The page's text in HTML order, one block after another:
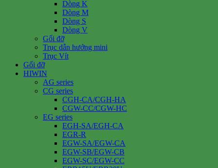
Dòng K
Dòng M
Dòng S
Dòng V
Gối đỡ
Trục dẫn hướng mini
Trục Vít
Gối đỡ
HIWIN
AG series
CG series
CGH-CA/CGH-HA
CGW-CC/CGW-HC
EG series
EGH-SA/EGH-CA
EGR-R
EGW-SA/EGW-CA
EGW-SB/EGW-CB
EGW-SC/EGW-CC